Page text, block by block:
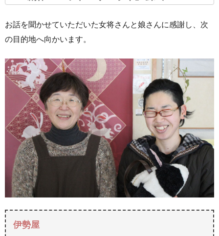
お話を聞かせていただいた女将さんと娘さんに感謝し、次
の目的地へ向かいます。
伊勢屋